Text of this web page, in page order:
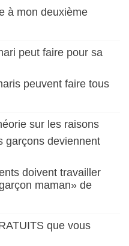
à mon deuxième
peuvent faire tous
doivent travailler
maman» de